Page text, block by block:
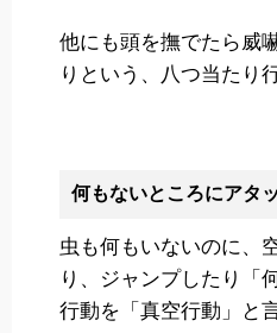
他にも頭を撫でたら威
りという、八つ当たり
何もないところにアタ
虫も何もいないのに、
り、ジャンプしたり「
行動を「真空行動」と